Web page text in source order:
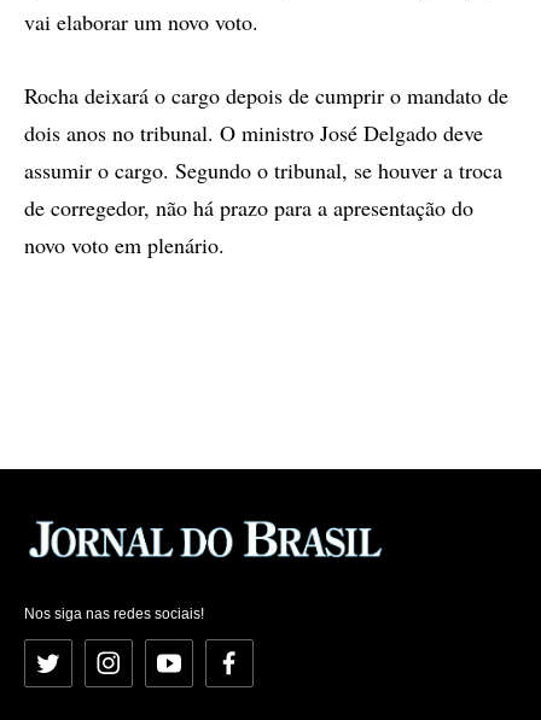
vai elaborar um novo voto.
Rocha deixará o cargo depois de cumprir o mandato de
dois anos no tribunal. O ministro José Delgado deve
assumir o cargo. Segundo o tribunal, se houver a troca
de corregedor, não há prazo para a apresentação do
novo voto em plenário.
Nos siga nas redes sociais!
Twitter InstagramYouTubeFacebook